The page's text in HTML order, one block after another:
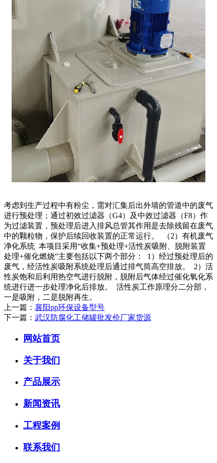
考虑到生产过程中有粉尘，需对汇集后出外墙的管道中的废气
进行预处理；通过初效过滤器（G4）及中效过滤器（F8）作
为过滤装置，预处理后进入排风总管其作用是去除残留在废气
中的颗粒物，保护后续回收装置的正常运行。 （2）有机废气
净化系统 本项目采用“收集+预处理+活性炭吸附、脱附装置
处理+催化燃烧”主要包括以下两个部分： 1）经过预处理后的
废气，经活性炭吸附系统处理后通过排气筒高空排放。 2）活
性炭饱和后利用热空气进行脱附，脱附后气体经过催化氧化系
统进行进一步处理净化后排放。 活性炭工作原理分二分部，
一是吸附，二是脱附再生。
上一篇： 襄阳pp环保设备型号
下一篇： 武汉防腐化工储罐批发价厂家货源
网站首页
关于我们
产品展示
新闻资讯
工程案例
联系我们